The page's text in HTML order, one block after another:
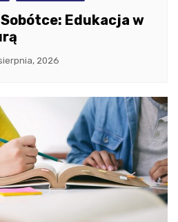
Edukacja w
2026